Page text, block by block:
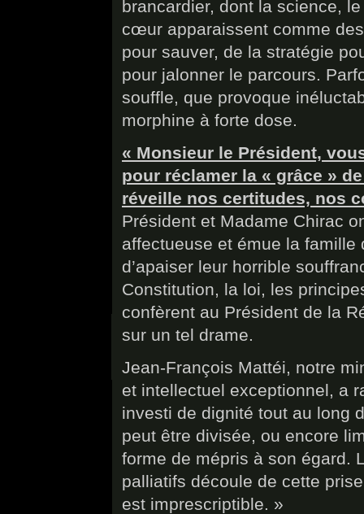
brancardier, dont la science,
cœur apparaissent comme
pour sauver, de la stratégie
pour jalonner le parcours.
souffle, que provoque
morphine à forte dose.
« Monsieur le Président,
pour réclamer la « grâce »
réveille nos certitudes, nos
Président et Madame Chirac
affectueuse et émue la
d’apaiser leur horrible
Constitution, la loi, les
confèrent au Président de la
sur un tel drame.
Jean-François Mattéi, notre
et intellectuel exceptionnel, a
investi de dignité tout au long
peut être divisée, ou encore
forme de mépris à son égard.
palliatifs découle de cette
est imprescriptible. »